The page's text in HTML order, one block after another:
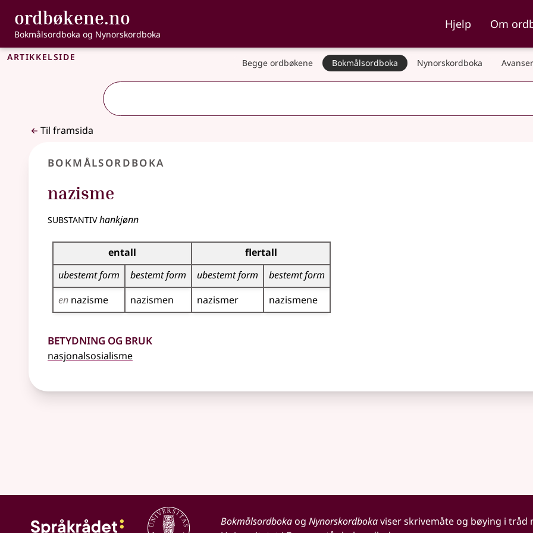
Gå til hovudinnhald
Tilgjenge
ordbøkene.no , Bokmålsordboka og Nynorskordboka
Bokmålsordboka og Nynorskordboka
Hjelp Om
Artikkelside Begge ordbøkene Bokmålsordboka Nynorskordboka
Til framsida
Bokmålsordboka
nazisme
substantivhankjønn
Bøyingstabell for dette substantivet
entall
flertall
ubestemt form
bestemt form ubestemt form
bestemt form
en nazisme nazismen nazismer nazismene
Betydning og bruk
nasjonalsosialisme
Bokmålsordbokaog Nynorskordbokaviser skrivemåte og bøying i tråd